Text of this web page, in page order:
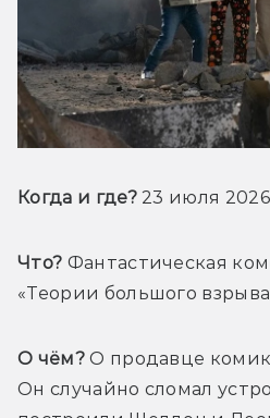
Когда и где? 23 июля 2026
Что? Фантастическая
«Теории большого
О чём? О продавце
Он случайно сломал